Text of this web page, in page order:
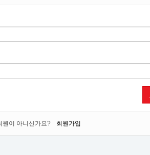
원이 아니신가요? 회원가입